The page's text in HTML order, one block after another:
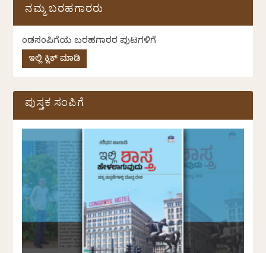
ನಮ್ಮ ಬರಹಗಾರರು
ಕೆಂಡಸಂಪಿಗೆಯ ಬರಹಗಾರರ ಪುಟಗಳಿಗೆ
ಇಲ್ಲಿ ಕ್ಲಿಕ್ ಮಾಡಿ
ಪುಸ್ತಕ ಸಂಪಿಗೆ